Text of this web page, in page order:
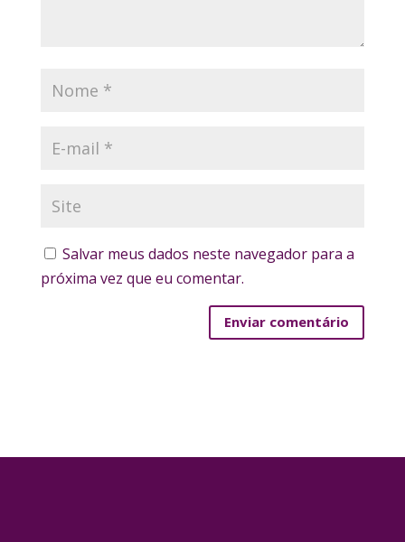
Salvar meus dados neste navegador para a
próxima vez que eu comentar.
Enviar comentário